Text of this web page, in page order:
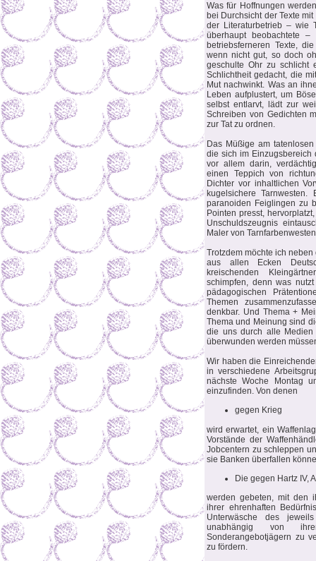
Was für Hoffnungen
bei Durchsicht der Texte
der Literaturbetrieb – wie
überhaupt beobachtete –
betriebsferneren Texte,
wenn nicht gut, so doch
geschulte Ohr zu schlicht
Schlichtheit gedacht, die
Mut nachwinkt. Was an
Leben aufplustert, um
selbst entlarvt, lädt zur
Schreiben von Gedichten
zur Tat zu ordnen.
Das Müßige am
die sich im Einzugsbereich
vor allem darin,
einen Teppich von
Dichter vor inhaltlichen
kugelsichere
paranoiden Feiglingen zu
Pointen presst,
Unschuldszeugnis
Maler von
Trotzdem möchte ich
aus allen Ecken
kreischenden
schimpfen, denn was
pädagogischen
Themen
denkbar. Und Thema +
Thema und Meinung sind
die uns durch alle
überwunden werden
Wir haben die
in verschiedene
nächste Woche Montag
einzufinden. Von denen
gegen Krieg
wird erwartet, ein
Vorstände der
Jobcentern zu schleppen
sie Banken überfallen
Die gegen Hartz IV,
werden gebeten, mit den
ihrer ehrenhaften
Unterwäsche des
unabhängig von
Sonderangebotjägern zu
zu fördern.